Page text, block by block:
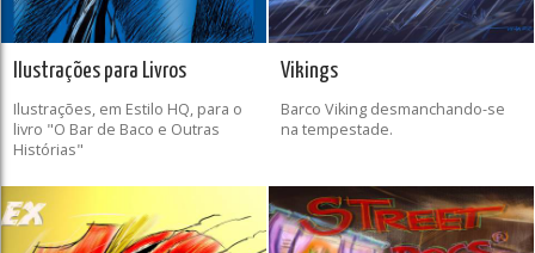
Ilustrações para Livros
Ilustrações, em Estilo HQ, para o
livro "O Bar de Baco e Outras
Histórias"
Vikings
Barco Viking desmanchando-se
na tempestade.